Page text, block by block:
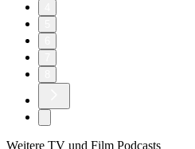
Weitere TV und Film Podcasts